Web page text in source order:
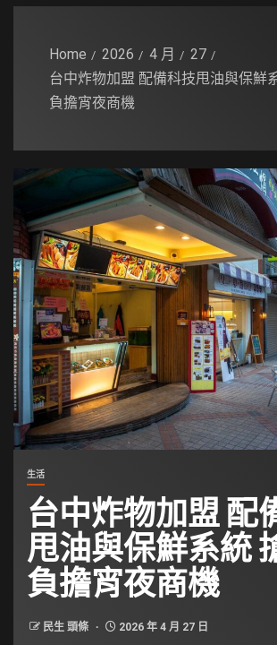
Home 2026 4 月
27
台中炸物加盟 配備科技甩油與保鮮
負擔宵夜商機
生活
台中炸物加盟 配
甩油與保鮮系統
負擔宵夜商機
民生 頭條 2026 年 4 月 27 日